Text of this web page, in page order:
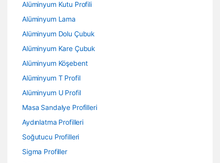
Alüminyum Kutu Profili
Alüminyum Lama
Alüminyum Dolu Çubuk
Alüminyum Kare Çubuk
Alüminyum Köşebent
Alüminyum T Profil
Alüminyum U Profil
Masa Sandalye Profilleri
Aydınlatma Profilleri
Soğutucu Profilleri
Sigma Profiller